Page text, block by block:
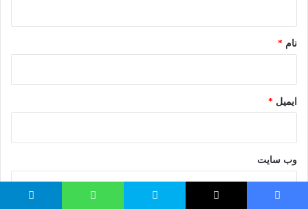
نام *
ایمیل *
وب‌ سایت